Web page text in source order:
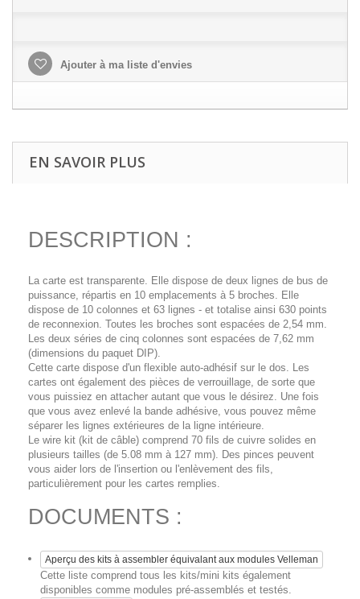
Ajouter à ma liste d'envies
EN SAVOIR PLUS
DESCRIPTION :
La carte est transparente. Elle dispose de deux lignes de bus de
puissance, répartis en 10 emplacements à 5 broches. Elle
dispose de 10 colonnes et 63 lignes - et totalise ainsi 630 points
de reconnexion. Toutes les broches sont espacées de 2,54 mm.
Les deux séries de cinq colonnes sont espacées de 7,62 mm
(dimensions du paquet DIP).
Cette carte dispose d'un flexible auto-adhésif sur le dos. Les
cartes ont également des pièces de verrouillage, de sorte que
vous puissiez en attacher autant que vous le désirez. Une fois
que vous avez enlevé la bande adhésive, vous pouvez même
séparer les lignes extérieures de la ligne intérieure.
Le wire kit (kit de câble) comprend 70 fils de cuivre solides en
plusieurs tailles (de 5.08 mm à 127 mm). Des pinces peuvent
vous aider lors de l'insertion ou l'enlèvement des fils,
particulièrement pour les cartes remplies.
DOCUMENTS :
Aperçu des kits à assembler équivalant aux modules Velleman
Cette liste comprend tous les kits/mini kits également
disponibles comme modules pré-assemblés et testés.